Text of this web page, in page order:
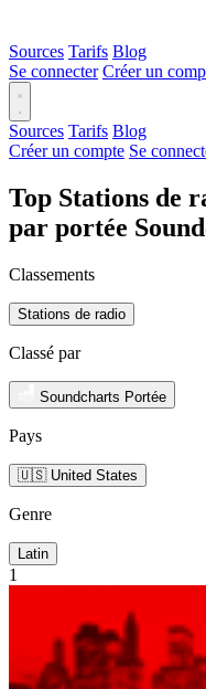
Sources Tarifs Blog
Se connecter Créer un
Sources Tarifs Blog
Créer un compte Se
Top Stations de
par portée
Classements
Stations de radio
Classé par
Soundcharts Portée
Pays
🇺🇸 United States
Genre
Latin
1